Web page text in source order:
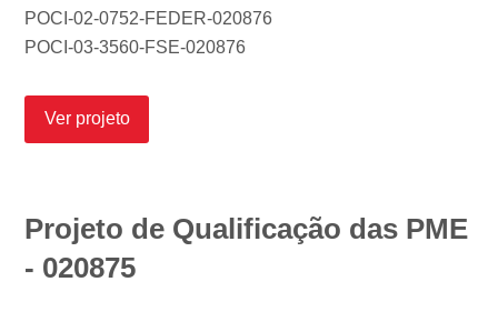
POCI-02-0752-FEDER-020876
POCI-03-3560-FSE-020876
Ver projeto
Projeto de Qualificação das PME
- 020875